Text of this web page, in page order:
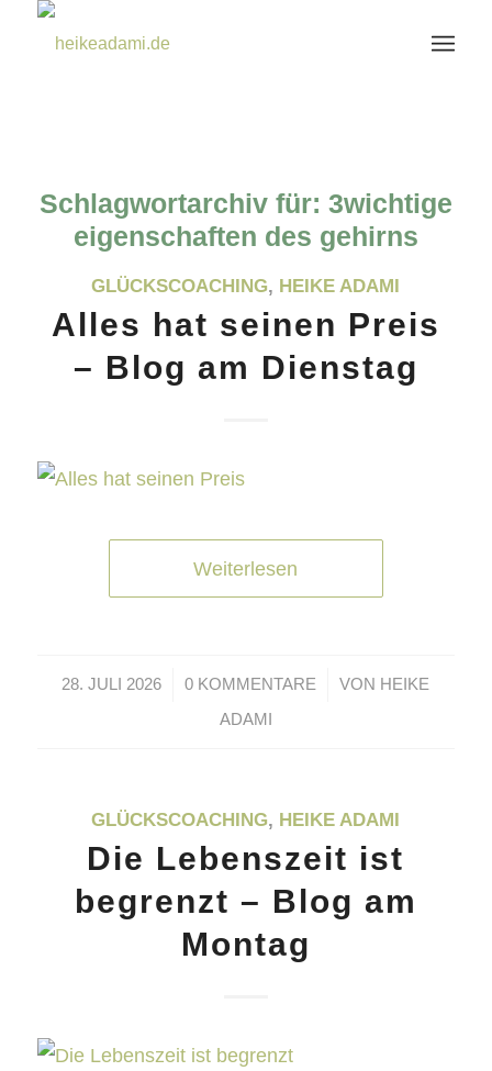
Schlagwortarchiv für: 3wichtige
eigenschaften des gehirns
GLÜCKSCOACHING, HEIKE ADAMI
Alles hat seinen Preis
– Blog am Dienstag
Weiterlesen
28. JULI 2026
/ 0 KOMMENTARE
/ VON HEIKE
ADAMI
GLÜCKSCOACHING, HEIKE ADAMI
Die Lebenszeit ist
begrenzt – Blog am
Montag